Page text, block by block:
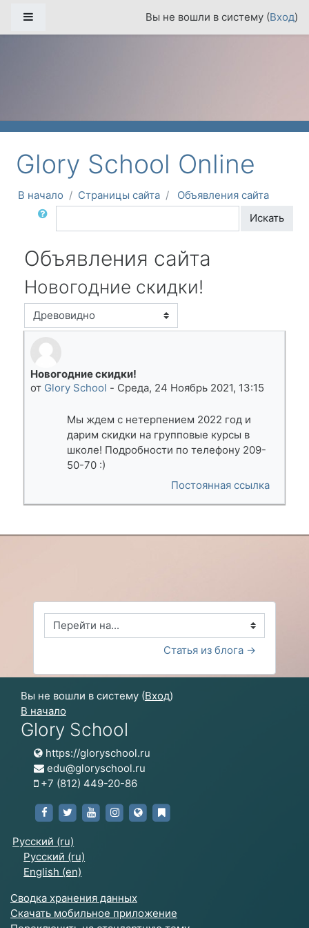
Вы не вошли в систему (Вход)
Glory School Online
В начало Страницы сайта
Объявления сайта
Поиск по форумам
Искать
Объявления сайта
Новогодние скидки!
Режим отображения
Новогодние скидки!
от Glory School - Среда, 24 Ноябрь 2021, 13:15
Number of replies: 0
Мы ждем с нетерпением 2022 год и
дарим скидки на групповые курсы в
школе! Подробности по телефону 209-
50-70 :)
Постоянная ссылка
Перейти на...
Статья из блога →
Вы не вошли в систему (Вход)
В начало
Glory School
https://gloryschool.ru
edu@gloryschool.ru
+7 (812) 449-20-86
https://www.facebook.com/gloryschoolru/
https://zen.yandex.ru/id/
https://www.youtube.com/channel/
https://www.instagram.com/
https://gloryschool.ru
Русский ‎(ru)‎
Русский ‎(ru)‎
English ‎(en)‎
Сводка хранения данных
Скачать мобильное приложение